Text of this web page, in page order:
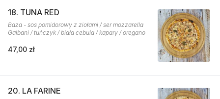
18. TUNA RED
Baza - sos pomidorowy z ziołami / ser mozzarella
Galbani / tuńczyk / biała cebula / kapary / oregano
47,00 zł
20. LA FARINE